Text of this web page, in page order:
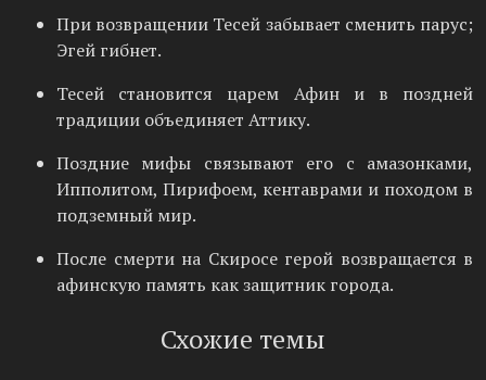
При возвращении Тесей забывает сменить парус;
Эгей гибнет.
Тесей становится царем Афин и в поздней
традиции объединяет Аттику.
Поздние мифы связывают его с амазонками,
Ипполитом, Пирифоем, кентаврами и походом в
подземный мир.
После смерти на Скиросе герой возвращается в
афинскую память как защитник города.
Схожие темы